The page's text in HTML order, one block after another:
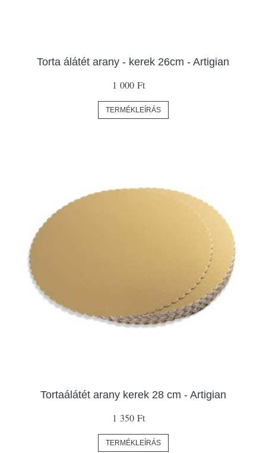
Torta álátét arany - kerek 26cm - Artigian
1 000 Ft
TERMÉKLEÍRÁS
Tortaálátét arany kerek 28 cm - Artigian
1 350 Ft
TERMÉKLEÍRÁS